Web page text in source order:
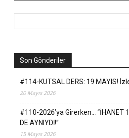
Son Gönderiler
#114-KUTSAL DERS: 19 MAYIS!
20 Mayıs 2026
#110-2026’ya Girerken… “İHANET
DE AYNIYDI!”
15 Mayıs 2026